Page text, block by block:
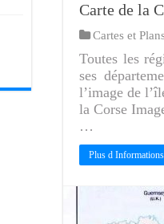
Carte de la
Cartes et
Toutes les
ses
l’image de
la Corse
…
Plus d